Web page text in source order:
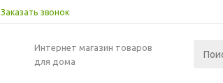
Заказать звонок
Интернет магазин товаров
для дома